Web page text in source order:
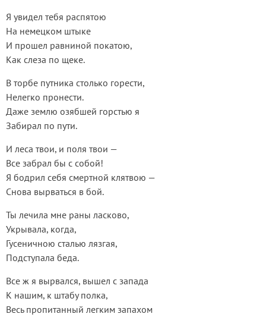
Я увидел тебя распятою
На немецком штыке
И прошел равниной покатою,
Как слеза по щеке.
В торбе путника столько горести,
Нелегко пронести.
Даже землю озябшей горстью я
Забирал по пути.
И леса твои, и поля твои —
Все забрал бы с собой!
Я бодрил себя смертной клятвою —
Снова вырваться в бой.
Ты лечила мне раны ласково,
Укрывала, когда,
Гусеничною сталью лязгая,
Подступала беда.
Все ж я вырвался, вышел с запада
К нашим, к штабу полка,
Весь пропитанный легким запахом